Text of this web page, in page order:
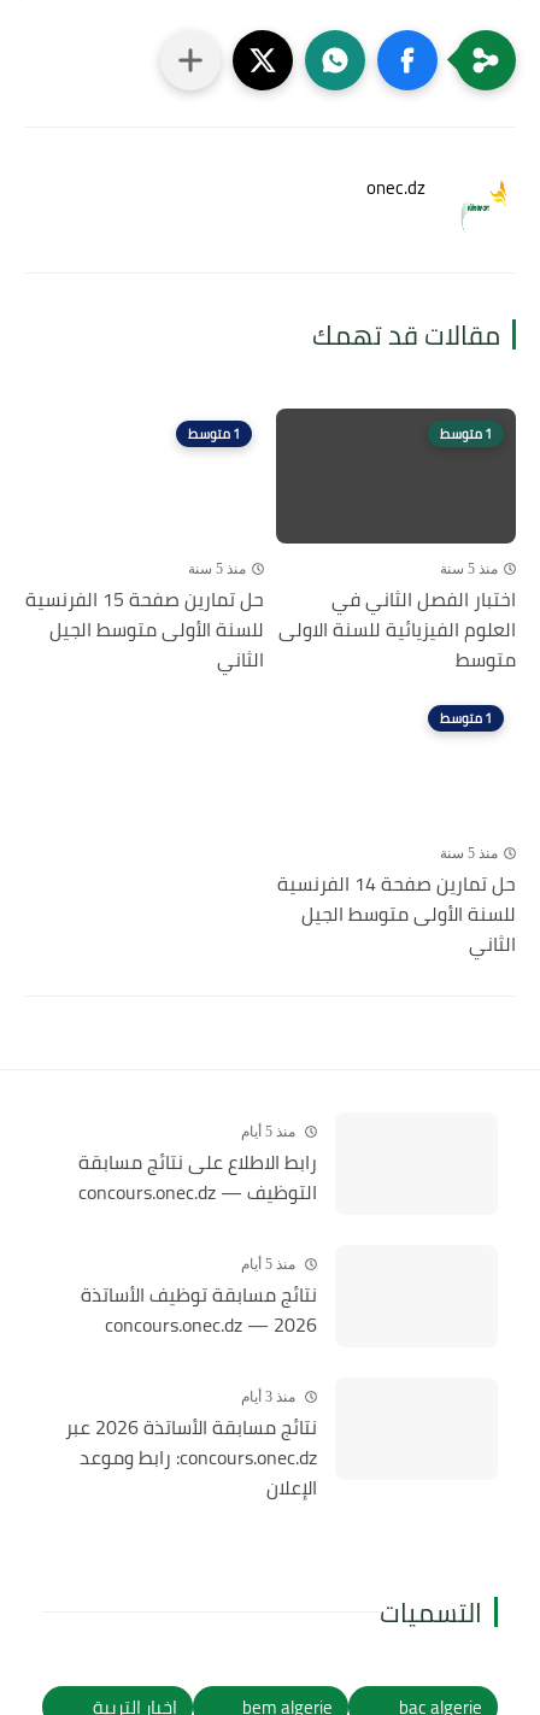
onec.dz
قد تهمك
الفصل الثاني في
الفيزيائية للسنة الاولى
حل تمارين صفحة 15 الفرنسية
للسنة الأولى متوسط الجيل
حل تمارين صفحة 14 الفرنسية
الأولى متوسط الجيل
رابط الاطلاع على نتائج مسابقة
التوظيف — concours.onec.dz
نتائج مسابقة توظيف الأساتذة
نتائج مسابقة الأساتذة 2026 عبر
concours.onec.dz: رابط وموعد
الإعلان
التسميات
bac algerie
bem algerie
اخبار التربية